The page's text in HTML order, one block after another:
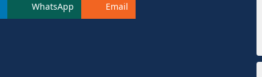
WhatsApp Email